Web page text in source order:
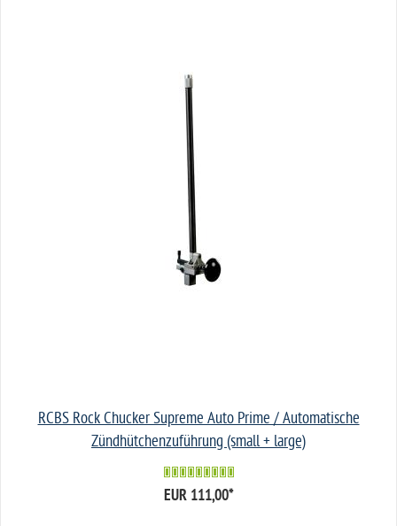
RCBS Rock Chucker Supreme Auto Prime / Automatische
Zündhütchenzuführung (small + large)
EUR 111,00*